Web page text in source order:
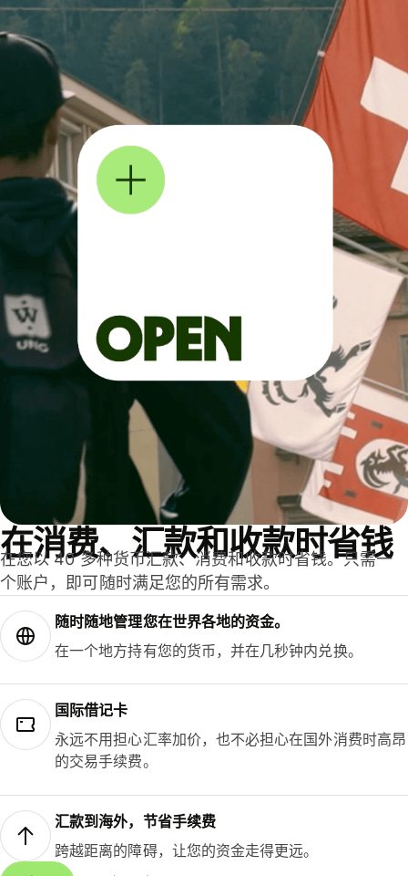
在消费、汇款和收款时省钱
在您以 40 多种货币汇款、消费和收款时省钱。只需一
个账户，即可随时满足您的所有需求。
随时随地管理您在世界各地的资金。
在一个地方持有您的货币，并在几秒钟内兑换。
国际借记卡
永远不用担心汇率加价，也不必担心在国外消费时高昂
的交易手续费。
汇款到海外，节省手续费
跨越距离的障碍，让您的资金走得更远。